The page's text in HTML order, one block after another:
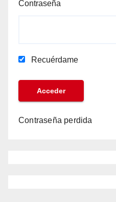
Contraseña
Recuérdame
Contraseña perdida